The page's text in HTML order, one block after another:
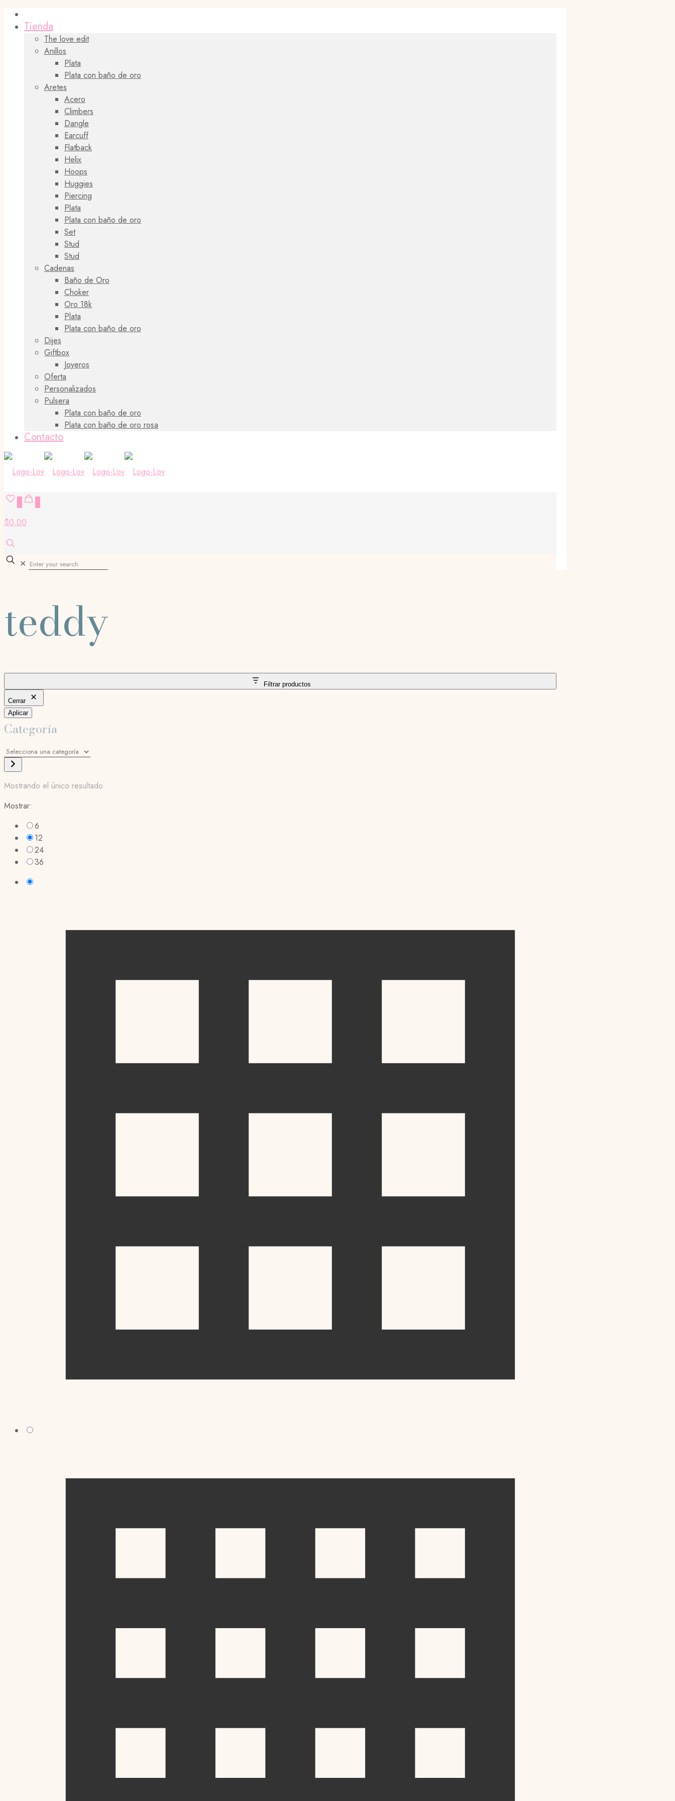
Tienda
The love edit
Anillos
Plata
Plata con baño de oro
Aretes
Acero
Climbers
Dangle
Earcuff
Flatback
Helix
Hoops
Huggies
Piercing
Plata
Plata con baño de oro
Set
Stud
Stud
Cadenas
Baño de Oro
Choker
Oro 18k
Plata
Plata con baño de oro
Dijes
Giftbox
Joyeros
Oferta
Personalizados
Pulsera
Plata con baño de oro
Plata con baño de oro rosa
Contacto
$0,00
✕
teddy
Filtrar productos
Cerrar
Aplicar
Categoría
Selecciona
una
categoría
Mostrando el único resultado
Mostrar:
6
12
24
36